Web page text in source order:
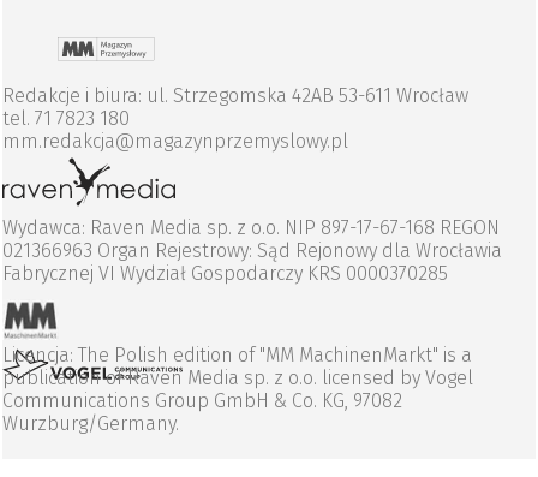
Redakcje i biura: ul. Strzegomska 42AB 53-611 Wrocław
tel. 71 7823 180
mm.redakcja@magazynprzemyslowy.pl
Wydawca: Raven Media sp. z o.o. NIP 897-17-67-168 REGON
021366963 Organ Rejestrowy: Sąd Rejonowy dla Wrocławia
Fabrycznej VI Wydział Gospodarczy KRS 0000370285
Licencja: The Polish edition of "MM MachinenMarkt" is a
publication of Raven Media sp. z o.o. licensed by Vogel
Communications Group GmbH & Co. KG, 97082
Wurzburg/Germany.